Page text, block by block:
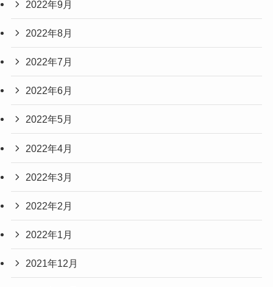
2022年9月
2022年8月
2022年7月
2022年6月
2022年5月
2022年4月
2022年3月
2022年2月
2022年1月
2021年12月